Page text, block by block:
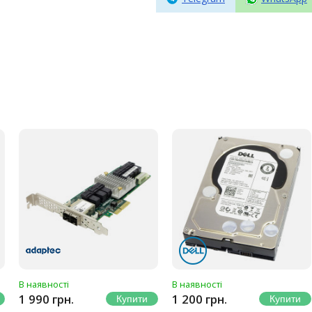
В наявності
1 990 грн.
В наявності
1 200 грн.